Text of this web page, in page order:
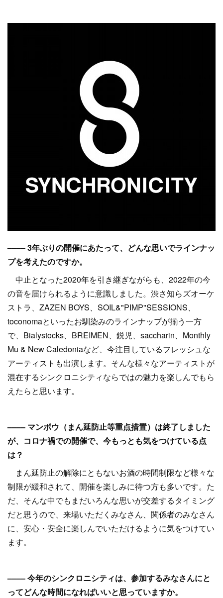
–––– 3年ぶりの開催にあたって、どんな思いでラインナッ
プを考えたのですか。
中止となった2020年を引き継ぎながらも、2022年の今
の音を届けられるように意識しました。渋さ知らズオーケ
ストラ、ZAZEN BOYS、SOIL&"PIMP"SESSIONS、
toconomaといったお馴染みのラインナップが揃う一方
で、Bialystocks、BREIMEN、鋭児、saccharin、Monthly
Mu & New Caledoniaなど、今注目しているフレッシュな
アーティストも出演します。そんな様々なアーティストが
混在するシンクロニシティならではの魅力を楽しんでもら
えたらと思います。
–––– マンボウ（まん延防止等重点措置）は終了しました
が、コロナ禍での開催で、今もっとも気をつけている点
は？
まん延防止の解除にともないお酒の時間制限など様々な
制限が緩和されて、開催を楽しみに待つ方も多いです。た
だ、そんな中でもまだいろんな思いが交差するタイミング
だと思うので、来場いただくみなさん、関係者のみなさん
に、安心・安全に楽しんでいただけるように気をつけてい
ます。
–––– 今年のシンクロニシティは、参加するみなさんにと
ってどんな時間になればいいと思っていますか。